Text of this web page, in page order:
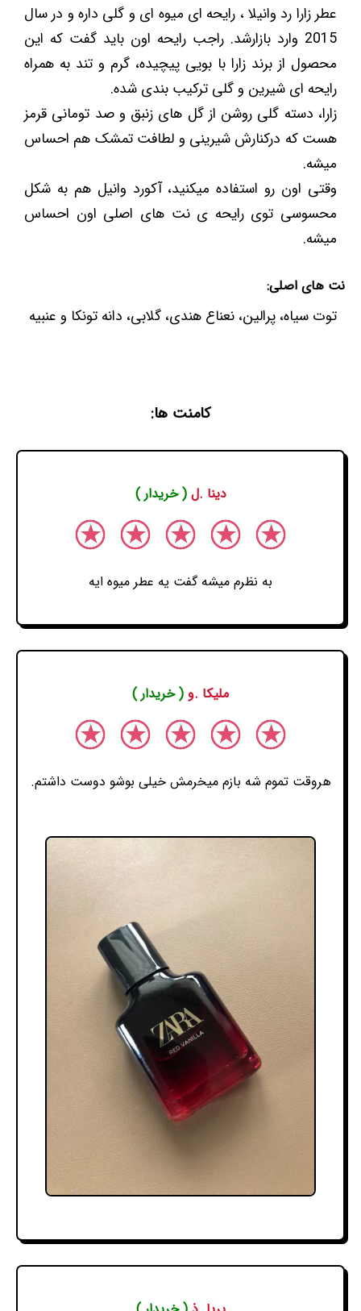
عطر زارا رد وانیلا ، رایحه ای میوه ای و گلی داره و در سال
2015 وارد بازارشد. راجب رایحه اون باید گفت که این
محصول از برند زارا با بویی پیچیده، گرم و تند به همراه
رایحه ای شیرین و گلی ترکیب بندی شده.
زارا، دسته گلی روشن از گل های زنبق و صد تومانی قرمز
هست که درکنارش شیرینی و لطافت تمشک هم احساس
میشه.
وقتی اون رو استفاده میکنید، آکورد وانیل هم به شکل
محسوسی توی رایحه ی نت های اصلی اون احساس
میشه.
نت های اصلی:
توت سیاه، پرالین، نعناع هندی، گلابی، دانه تونکا و عنبیه
کامنت ها:
دینا .ل( خریدار )
به نظرم میشه گفت یه عطر میوه ایه
ملیکا .و ( خریدار )
هروقت تموم شه بازم میخرمش خیلی بوشو دوست داشتم.